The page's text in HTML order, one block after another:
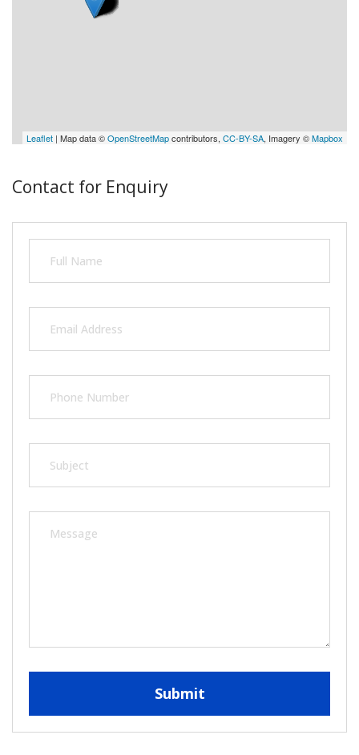
Leaflet | Map data ©OpenStreetMapcontributors, CC-BY-SA, Imagery ©Mapbox
Contact for Enquiry
Submit